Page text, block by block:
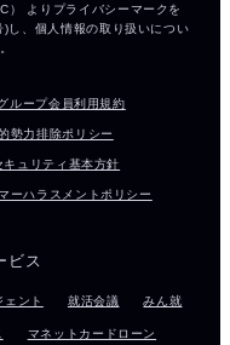
ループ会員利用規約
勢力排除ポリシー
キュリティ基本方針
ーハラスメントポリシー